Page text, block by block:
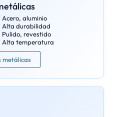
Acero, aluminio
Alta durabilidad
Pulido, revestido
Alta temperatura
metálicas